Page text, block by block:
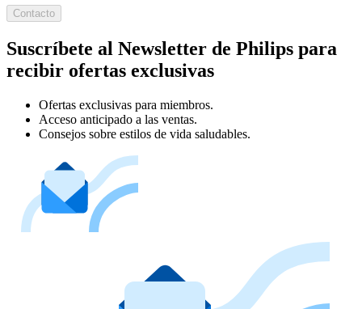
Contacto
Suscríbete al Newsletter de Philips para
recibir ofertas exclusivas
Ofertas exclusivas para miembros.
Acceso anticipado a las ventas.
Consejos sobre estilos de vida saludables.